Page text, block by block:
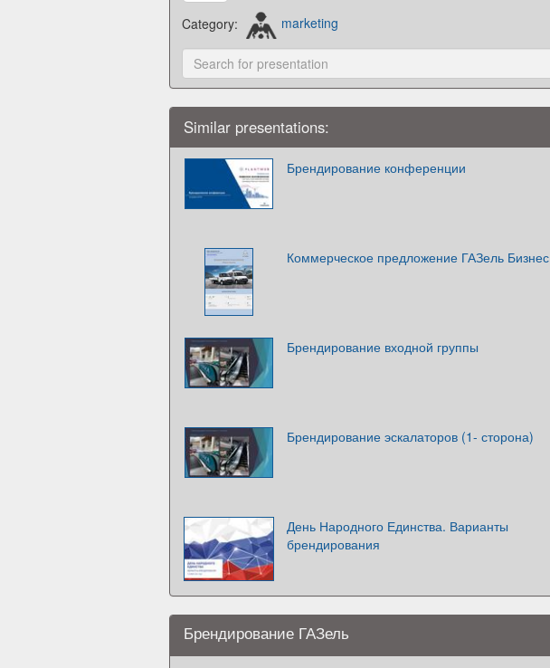
Category: marketing
Similar presentations:
Брендирование конференции
Коммерческое предложение ГАЗель Бизнес
Брендирование входной группы
Брендирование эскалаторов (1- сторона)
День Народного Единства. Варианты
брендирования
Брендирование ГАЗель